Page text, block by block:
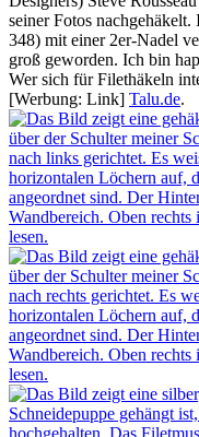
seiner Fotos nachgehäkelt.
348) mit einer 2er-Nadel
groß geworden. Ich bin
Wer sich für Filethäkeln
[Werbung: Link] Talu.de.